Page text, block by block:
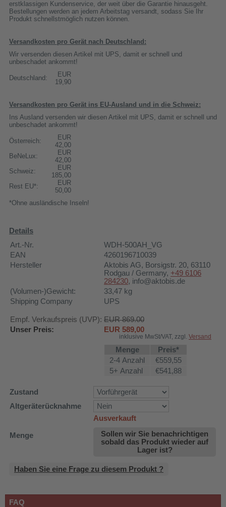
erstklassigen Kundenservice, der weit über die Garantie hinausgeht.
Bestellungen werden an jedem Arbeitstag versandt, sodass Sie Ihr
Produkt schnellstmöglich nutzen können.
Versandkosten pro Gerät nach Deutschland:
Wir versenden diesen Artikel mit UPS, damit er schnell und
unbeschadet ankommt!
Deutschland:
EUR
19,90
Versandkosten pro Gerät ins EU-Ausland und in die Schweiz:
Ins Ausland versenden wir diesen Artikel mit UPS, damit er schnell und
unbeschadet ankommt!
Österreich:
EUR
42,00
BeNeLux:
EUR
42,00
Schweiz:
EUR
185,00
Rest EU*:
EUR
50,00
*Ohne ausländische Inseln!
Details
Art.-Nr.
WDH-500AH_VG
EAN
4260196710039
Hersteller
Aktobis AG, Borsigstr. 20, 63110
Rodgau / Germany, +49 6106
284230, info@aktobis.de
(Volumen-)Gewicht:
33,47 kg
Shipping Company
UPS
Empf. Verkaufspreis (UVP): EUR 869.00
Unser Preis:
EUR 589,00
inklusive MwSt/VAT, zzgl. Versand
Menge
Preis*
2-4 Anzahl
€559,55
5+ Anzahl
€541,88
Zustand
Altgeräterücknahme
Menge
Ausverkauft
Sollen wir Sie benachrichtigen
sobald das Produkt wieder auf
Lager ist?
Haben Sie eine Frage zu diesem Produkt ?
FAQ